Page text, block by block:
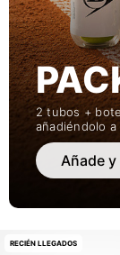
2 tubos +
añadiéndolo
Añade
RECIÉN LLEGADOS